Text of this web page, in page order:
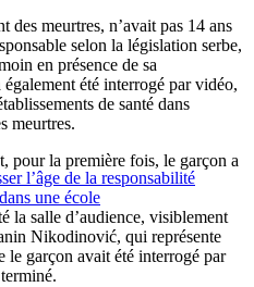
des meurtres, n’avait pas 14 ans
selon la législation serbe,
en présence de sa
été interrogé par vidéo,
de santé dans
meurtres.
l’âge de la responsabilité
une école
pour la première fois, le garçon a
la salle d’audience, visiblement
Nikodinović, qui représente
le garçon avait été interrogé par